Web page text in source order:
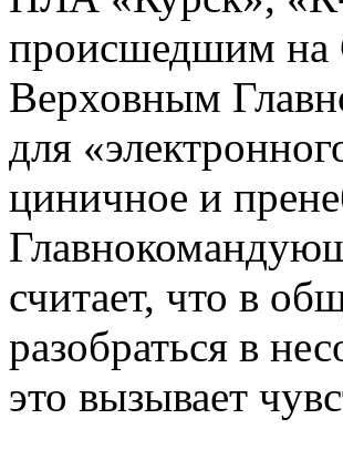
происшедшим на
Верховным
для
циничное и
считает, что в
разобраться в
это вызывает